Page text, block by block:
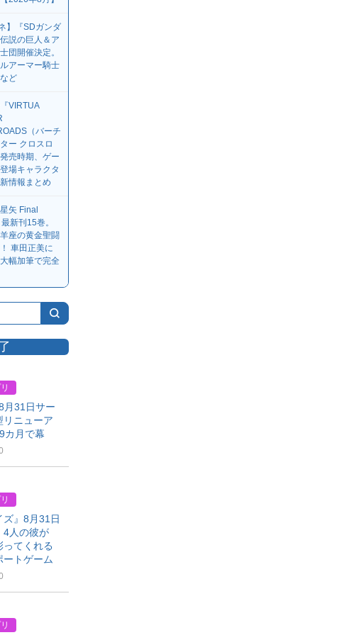
】『SDガンダ
説の巨人＆ア
団開催決定。
アーマー騎士
ど
VIRTUA
（バーチ
ー クロスロ
売時期、ゲー
場キャラクタ
情報まとめ
矢 Final
新刊15巻。
座の黄金聖闘
車田正美に
幅加筆で完全
月31日サー
リニューア
カ月で幕
ズ』8月31日
4人の彼が
ってくれる
トゲーム